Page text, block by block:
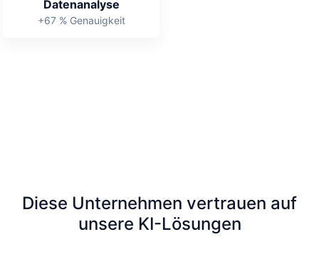
Datenanalyse
+67 % Genauigkeit
Diese Unternehmen vertrauen auf
unsere KI-Lösungen